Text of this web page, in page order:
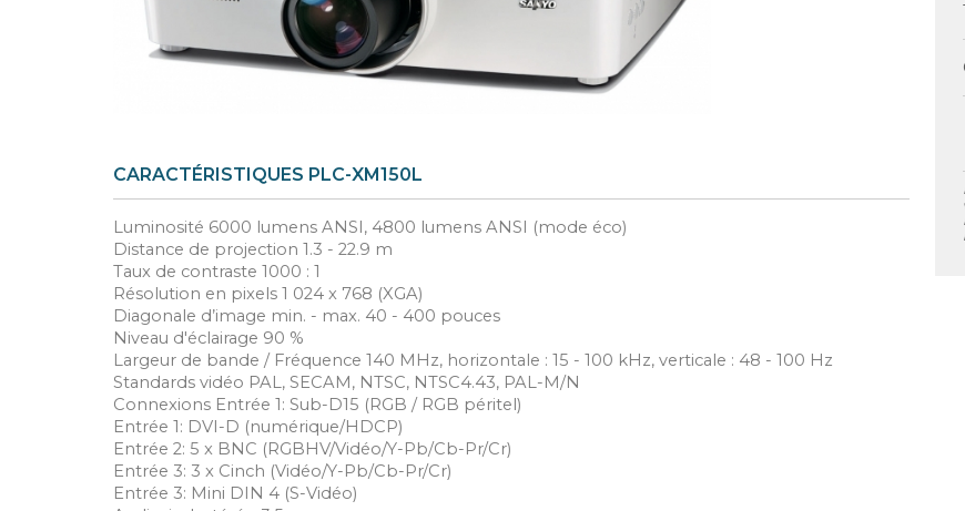
CARACTÉRISTIQUES PLC-XM150L
Luminosité 6000 lumens ANSI, 4800 lumens ANSI (mode éco)
Distance de projection 1.3 - 22.9 m
Taux de contraste 1000 : 1
Résolution en pixels 1 024 x 768 (XGA)
Diagonale d’image min. - max. 40 - 400 pouces
Niveau d'éclairage 90 %
Largeur de bande / Fréquence 140 MHz, horizontale : 15 - 100 kHz, verticale : 48 - 100 Hz
Standards vidéo PAL, SECAM, NTSC, NTSC4.43, PAL-M/N
Connexions Entrée 1: Sub-D15 (RGB / RGB péritel)
Entrée 1: DVI-D (numérique/HDCP)
Entrée 2: 5 x BNC (RGBHV/Vidéo/Y-Pb/Cb-Pr/Cr)
Entrée 3: 3 x Cinch (Vidéo/Y-Pb/Cb-Pr/Cr)
Entrée 3: Mini DIN 4 (S-Vidéo)